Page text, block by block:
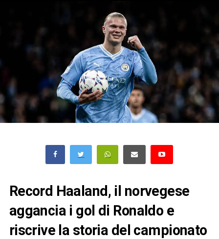
Record Haaland, il norvegese
aggancia i gol di Ronaldo e
riscrive la storia del campionato